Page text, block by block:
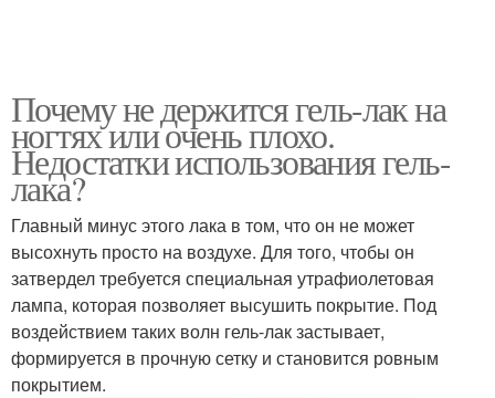
Почему не держится гель-лак на
ногтях или очень плохо.
Недостатки использования гель-
лака?
Главный минус этого лака в том, что он не может
высохнуть просто на воздухе. Для того, чтобы он
затвердел требуется специальная утрафиолетовая
лампа, которая позволяет высушить покрытие. Под
воздействием таких волн гель-лак застывает,
формируется в прочную сетку и становится ровным
покрытием.